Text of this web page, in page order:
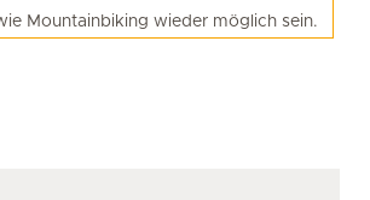
Mountainbiking wieder möglich sein.